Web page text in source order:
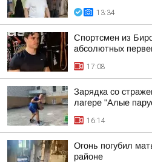
13:34
Спортсмен из
абсолютных
17:08
Зарядка со
лагере "Алые
16:14
Огонь погубил
районе